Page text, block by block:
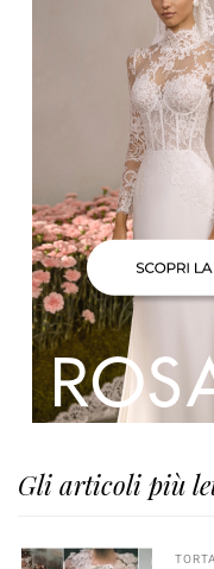
Gli articoli più